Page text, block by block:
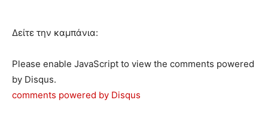
Δείτε την καμπάνια:
Please enable JavaScript to view the comments powered
by Disqus.
comments powered by Disqus